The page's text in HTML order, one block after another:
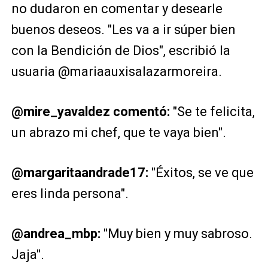
no dudaron en comentar y desearle
buenos deseos. "Les va a ir súper bien
con la Bendición de Dios", escribió la
usuaria @mariaauxisalazarmoreira.
@mire_yavaldez comentó: "Se te felicita,
un abrazo mi chef, que te vaya bien".
@margaritaandrade17: "Éxitos, se ve que
eres linda persona".
@andrea_mbp: "Muy bien y muy sabroso.
Jaja".